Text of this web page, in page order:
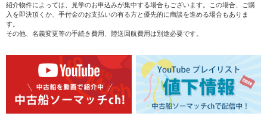
紹介物件によっては、見学のお申込みが集中する場合もございます。この場合、ご購
入を即決頂くか、手付金のお支払いの有る方と優先的に商談を進める場合もありま
す。
その他、名義変更等の手続き費用、陸送回航費用は別途必要です。